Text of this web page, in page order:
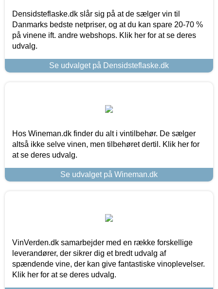
Densidsteflaske.dk slår sig på at de sælger vin til
Danmarks bedste netpriser, og at du kan spare 20-70 %
på vinene ift. andre webshops. Klik her for at se deres
udvalg.
Se udvalget på Densidsteflaske.dk
Hos Wineman.dk finder du alt i vintilbehør. De sælger
altså ikke selve vinen, men tilbehøret dertil. Klik her for
at se deres udvalg.
Se udvalget på Wineman.dk
VinVerden.dk samarbejder med en række forskellige
leverandører, der sikrer dig et bredt udvalg af
spændende vine, der kan give fantastiske vinoplevelser.
Klik her for at se deres udvalg.